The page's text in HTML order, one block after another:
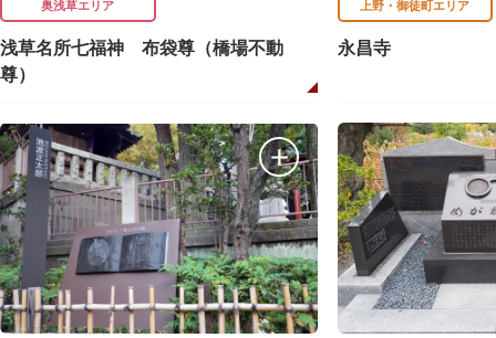
奥浅草エリア
浅草名所七福神 布袋尊（橋場不動
尊）
上野・御徒町エリア
永昌寺